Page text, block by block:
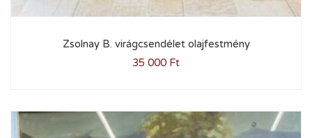
Zsolnay B. virágcsendélet olajfestmény
35 000 Ft